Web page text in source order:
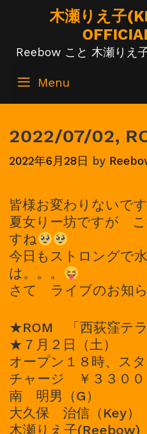
木瀬りえ子
Reebow こと 木瀬りえ
Menu
2022/07/02,
2022年6月28日 by
皆様お変わりないで
夏女りー坊ですが
すね
今日もストロングで
は。。。
さて ライブのお知
★ROM 「西荻窪テラ
★７月２日（土）
オープン１８時、ス
チャージ ￥３３００
南 明男（G）
大久保 治信（Key）
木瀬りえ子(Reebow)